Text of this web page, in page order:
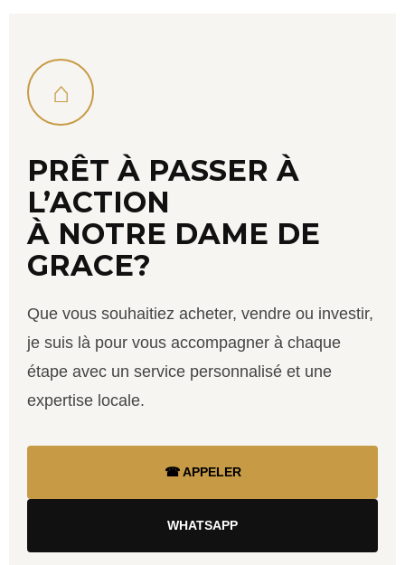
⌂
PRÊT À PASSER À
L’ACTION
À NOTRE DAME DE
GRACE?
Que vous souhaitiez acheter, vendre ou investir,
je suis là pour vous accompagner à chaque
étape avec un service personnalisé et une
expertise locale.
☎ APPELER
WHATSAPP